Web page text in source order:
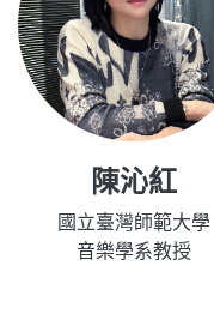
陳沁紅
國立臺灣師範大學
音樂學系教授